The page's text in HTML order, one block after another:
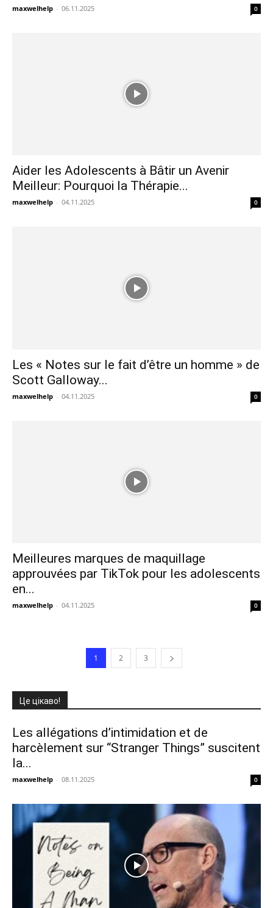
maxwelhelp - 06.11.2025 0
Aider les Adolescents à Bâtir un Avenir
Meilleur: Pourquoi la Thérapie...
maxwelhelp - 04.11.2025 0
Les « Notes sur le fait d’être un homme » de
Scott Galloway...
maxwelhelp - 04.11.2025 0
Meilleures marques de maquillage
approuvées par TikTok pour les adolescents
en...
maxwelhelp - 04.11.2025 0
1 2 3
Це цікаво!
Les allégations d’intimidation et de
harcèlement sur “Stranger Things” suscitent
la...
maxwelhelp - 08.11.2025 0